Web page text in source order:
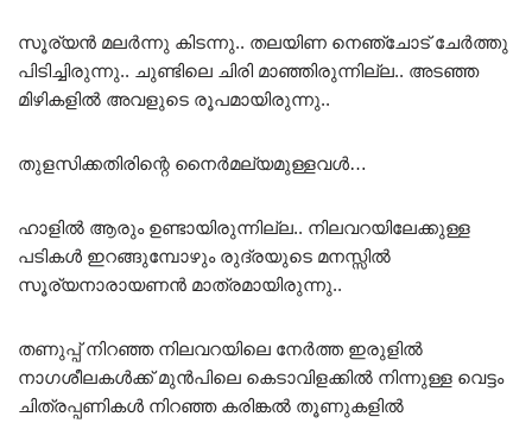
സൂര്യൻ മലർന്നു കിടന്നു.. തലയിണ നെഞ്ചോട് ചേർത്തു
പിടിച്ചിരുന്നു.. ചുണ്ടിലെ ചിരി മാഞ്ഞിരുന്നില്ല.. അടഞ്ഞ
മിഴികളിൽ അവളുടെ രൂപമായിരുന്നു..
തുളസിക്കതിരിന്റെ നൈർമല്യമുള്ളവൾ…
ഹാളിൽ ആരും ഉണ്ടായിരുന്നില്ല.. നിലവറയിലേക്കുള്ള
പടികൾ ഇറങ്ങുമ്പോഴും രുദ്രയുടെ മനസ്സിൽ
സൂര്യനാരായണൻ മാത്രമായിരുന്നു..
തണുപ്പ് നിറഞ്ഞ നിലവറയിലെ നേർത്ത ഇരുളിൽ
നാഗശീലകൾക്ക് മുൻപിലെ കെടാവിളക്കിൽ നിന്നുള്ള വെട്ടം
ചിത്രപ്പണികൾ നിറഞ്ഞ കരിങ്കൽ തൂണുകളിൽ